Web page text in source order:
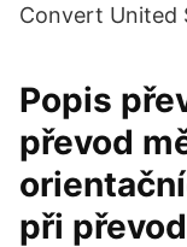
Convert United
Popis
převod
při